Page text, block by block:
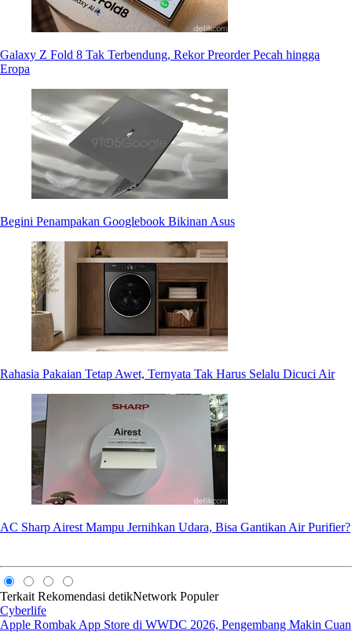
Galaxy Z Fold 8 Tak Terbendung, Rekor Preorder Pecah hingga
Eropa
Begini Penampakan Googlebook Bikinan Asus
Rahasia Pakaian Tetap Awet, Ternyata Tak Harus Selalu Dicuci Air
AC Sharp Airest Mampu Jernihkan Udara, Bisa Gantikan Air Purifier?
Terkait Rekomendasi detikNetwork Populer
Cyberlife
Apple Rombak App Store di WWDC 2026, Pengembang Makin Cuan